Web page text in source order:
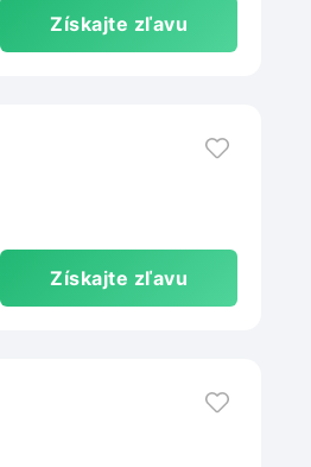
Získajte zľavu
Získajte zľavu